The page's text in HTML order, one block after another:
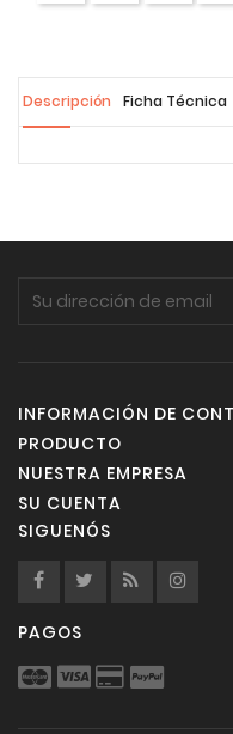
Descripción Ficha Técnica
INFORMACIÓN DE
PRODUCTO
NUESTRA EMPRESA
SU CUENTA
SIGUENÓS
PAGOS